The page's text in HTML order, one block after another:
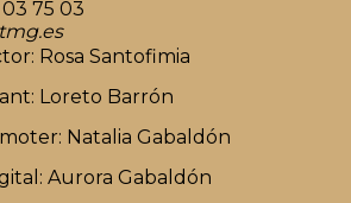
75 03
Rosa Santofimia
Loreto Barrón
Natalia Gabaldón
Aurora Gabaldón